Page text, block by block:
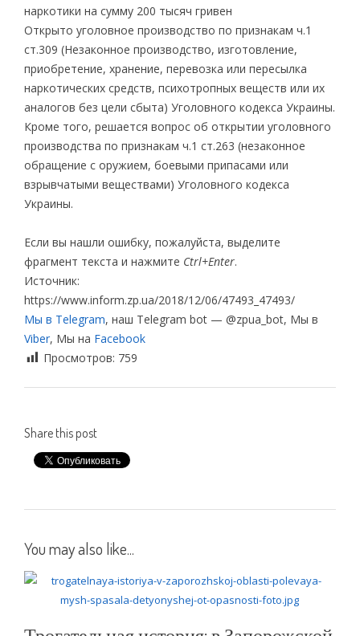
наркотики на сумму 200 тысяч гривен
Открыто уголовное производство по признакам ч.1
ст.309 (Незаконное производство, изготовление,
приобретение, хранение, перевозка или пересылка
наркотических средств, психотропных веществ или их
аналогов без цели сбыта) Уголовного кодекса Украины.
Кроме того, решается вопрос об открытии уголовного
производства по признакам ч.1 ст.263 (незаконное
обращение с оружием, боевыми припасами или
взрывчатыми веществами) Уголовного кодекса
Украины.
Если вы нашли ошибку, пожалуйста, выделите
фрагмент текста и нажмите Ctrl+Enter.
Источник:
https://www.inform.zp.ua/2018/12/06/47493_47493/
Мы в Telegram, наш Telegram bot — @zpua_bot, Мы в
Viber, Мы на Facebook
Просмотров: 759
Share this post
You may also like...